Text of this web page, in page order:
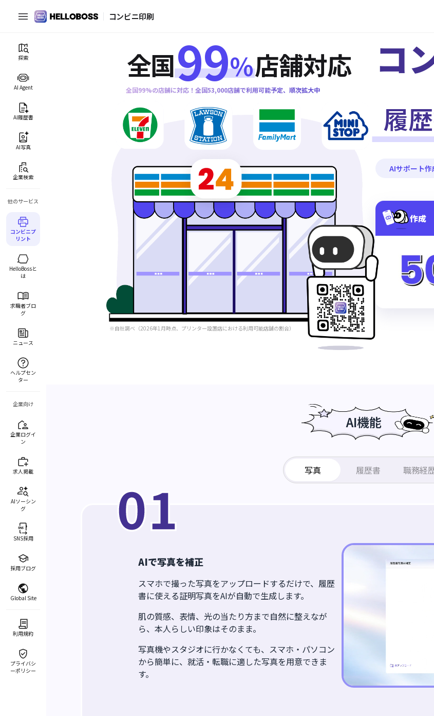
コンビニ印刷
探索
AI Agent
AI履歴書
AI写真
企業検索
他のサービス
コンビニプ
リント
HelloBossと
は
求職者ブロ
グ
ニュース
ヘルプセン
ター
企業向け
企業ログイ
ン
求人掲載
AIソーシン
グ
SNS採用
採用ブログ
Global Site
利用規約
プライバシ
ーポリシー
全国99%店舗対応
全国99%の店舗に対応！全国53,000店舗で利用可能予定、順次拡大中
※自社調べ（2026年1月時点、プリンター設置店における利用可能店舗の割合）
コ
履
AIサポート作
作成
AI機能
写真 履歴書 職務経
01
AIで写真を補正
スマホで撮った写真をアップロードするだけで、履歴
書に使える証明写真をAIが自動で生成します。
肌の質感、表情、光の当たり方まで自然に整えなが
ら、本人らしい印象はそのまま。
写真機やスタジオに行かなくても、スマホ・パソコン
から簡単に、就活・転職に適した写真を用意できま
す。